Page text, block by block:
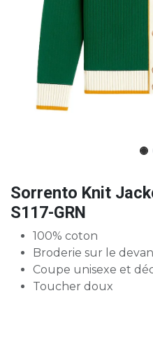
Sorrento Knit
S117-GRN
100% coton
Broderie sur le
Coupe unisexe et
Toucher doux